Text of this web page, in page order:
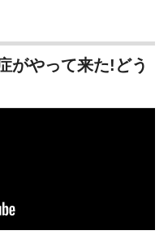
がやって来た!どう